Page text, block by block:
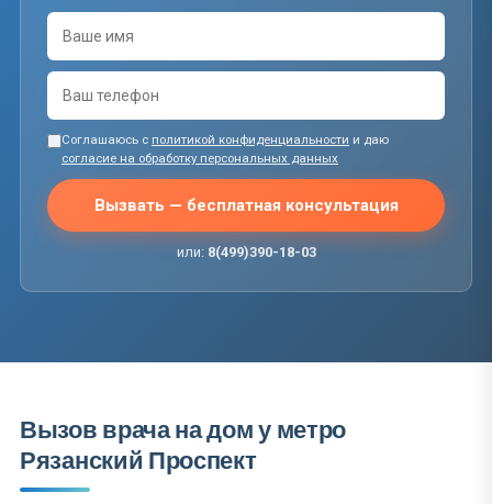
Соглашаюсь с политикой конфиденциальности и даю
согласие на обработку персональных данных
Вызвать — бесплатная консультация
или: 8(499)390-18-03
Вызов врача на дом у метро
Рязанский Проспект